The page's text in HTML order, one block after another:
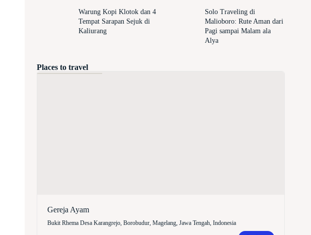
Warung Kopi Klotok dan 4
Tempat Sarapan Sejuk di
Kaliurang
Solo Traveling di
Malioboro: Rute Aman dari
Pagi sampai Malam ala
Alya
Places to travel
Gereja Ayam
Bukit Rhema Desa Karangrejo, Borobudur, Magelang, Jawa Tengah, Indonesia